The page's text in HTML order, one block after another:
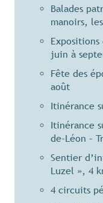
Balades
manoirs,
juin à
Fête des
août
Itinérance
Itinérance
de-Léon –
Sentier
Luzel », 4
4 circuits